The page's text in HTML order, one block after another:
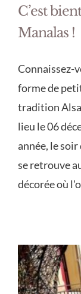
C’est
Manalas !
Connaissez-
forme de
tradition
lieu le 06
année, le
se retrouve
décorée où